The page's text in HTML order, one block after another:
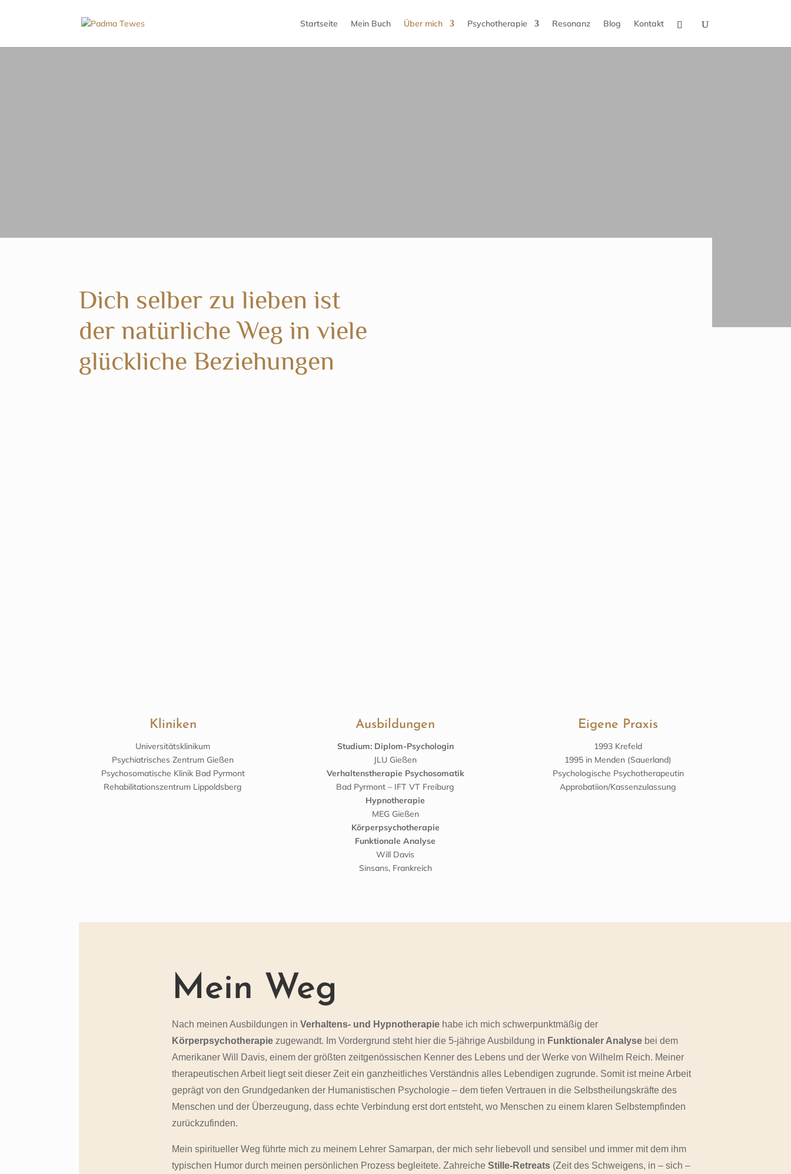
Startseite Mein Buch Über mich Psychotherapie Resonanz Blog Kontakt
Dich selber zu lieben ist
der natürliche Weg in viele
glückliche Beziehungen
Kliniken
Universitätsklinikum
Psychiatrisches Zentrum Gießen
Psychosomatische Klinik Bad Pyrmont
Rehabilitationszentrum Lippoldsberg
Ausbildungen
Studium: Diplom-Psychologin
JLU Gießen
Verhaltenstherapie Psychosomatik
Bad Pyrmont – IFT VT Freiburg
Hypnotherapie
MEG Gießen
Körperpsychotherapie
Funktionale Analyse
Will Davis
Sinsans, Frankreich
Eigene Praxis
1993 Krefeld
1995 in Menden (Sauerland)
Psychologische Psychotherapeutin
Approbatiion/Kassenzulassung
Mein Weg
Nach meinen Ausbildungen inVerhaltens- und Hypnotherapie habe ich mich schwerpunktmäßig der
Körperpsychotherapie zugewandt. Im Vordergrund steht hier die 5-jährige Ausbildung in Funktionaler Analyse bei dem
Amerikaner Will Davis, einem der größten zeitgenössischen Kenner des Lebens und der Werke von Wilhelm Reich. Meiner
therapeutischen Arbeit liegt seit dieser Zeit ein ganzheitliches Verständnis alles Lebendigen zugrunde. Somit ist meine Arbeit
geprägt von den Grundgedanken der Humanistischen Psychologie – dem tiefen Vertrauen in die Selbstheilungskräfte des
Menschen und der Überzeugung, dass echte Verbindung erst dort entsteht, wo Menschen zu einem klaren Selbstempfinden
zurückzufinden.
Mein spiritueller Weg führte mich zu meinem Lehrer Samarpan, der mich sehr liebevoll und sensibel und immer mit dem ihm
typischen Humor durch meinen persönlichen Prozess begleitete. ZahreicheStille-Retreats (Zeit des Schweigens, in – sich –